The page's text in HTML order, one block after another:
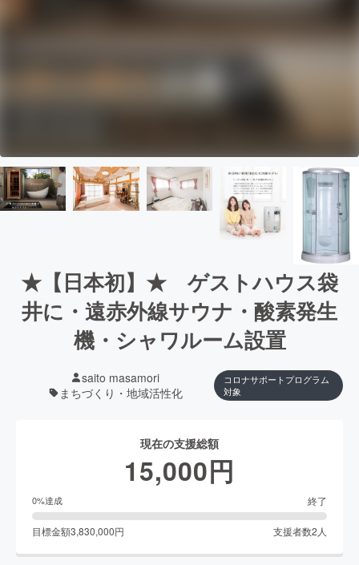
★【日本初】★ ゲストハウス袋
井に・遠赤外線サウナ・酸素発生
機・シャワルーム設置
saito masamori
まちづくり・地域活性化
コロナサポートプログラム
対象
現在の支援総額
15,000円
0%達成 終了
目標金額3,830,000円 支援者数2 人